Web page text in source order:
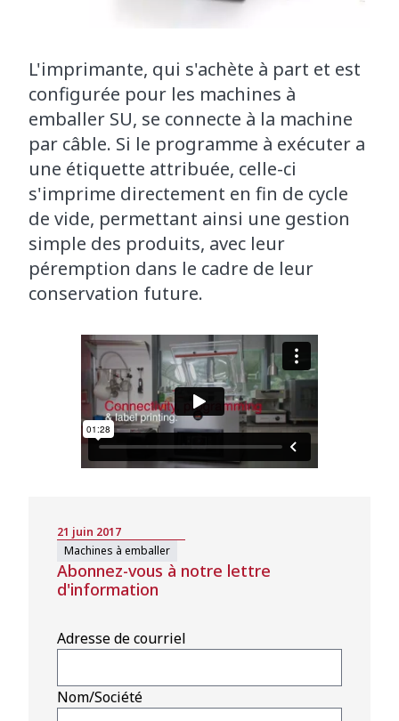
L'imprimante, qui s'achète à part et est
configurée pour les machines à
emballer SU, se connecte à la machine
par câble. Si le programme à exécuter a
une étiquette attribuée, celle-ci
s'imprime directement en fin de cycle
de vide, permettant ainsi une gestion
simple des produits, avec leur
péremption dans le cadre de leur
conservation future.
21 juin 2017
Machines à emballer
Abonnez-vous à notre lettre
d'information
Adresse de courriel
Nom/Société